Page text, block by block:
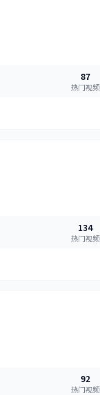
87
热门视频
134
热门视频
92
热门视频